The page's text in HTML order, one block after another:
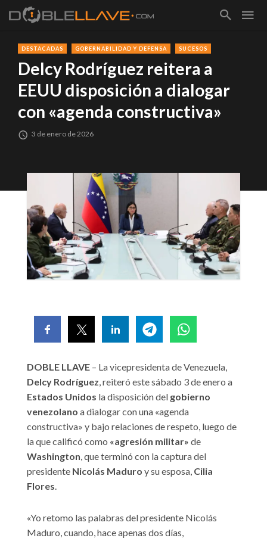
DESTACADAS GOBERNABILIDAD Y DEFENSA SUCESOS
Delcy Rodríguez reitera a
EEUU disposición a dialogar
con «agenda constructiva»
3 de enero de 2026
DOBLE LLAVE – La vicepresidenta de Venezuela,
Delcy Rodríguez, reiteró este sábado 3 de enero a
Estados Unidos la disposición del gobierno
venezolano a dialogar con una «agenda
constructiva» y bajo relaciones de respeto, luego de
la que calificó como «agresión militar» de
Washington, que terminó con la captura del
presidente Nicolás Maduro y su esposa, Cilia
Flores.
«Yo retomo las palabras del presidente Nicolás
Maduro, cuando, hace apenas dos días,